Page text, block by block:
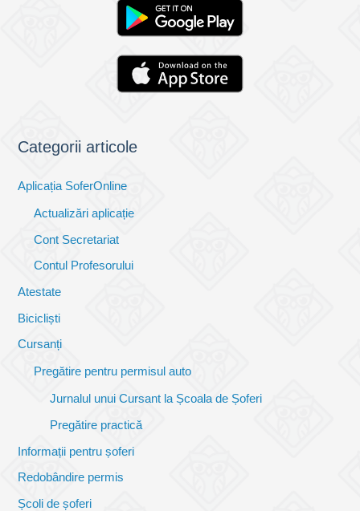
Categorii articole
Aplicația SoferOnline
Actualizări aplicație
Cont Secretariat
Contul Profesorului
Atestate
Bicicliști
Cursanți
Pregătire pentru permisul auto
Jurnalul unui Cursant la Școala de Șoferi
Pregătire practică
Informații pentru șoferi
Redobândire permis
Școli de șoferi